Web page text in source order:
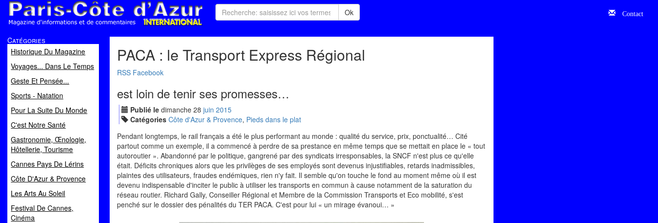
Magazine d'informations et de commentaires
Ok Contact
Catégories
Historique Du Magazine
Voyages... Dans Le Temps
Geste Et Pensée...
Sports - Natation
Pour La Suite Du Monde
C'est Notre Santé
Gastronomie, Œnologie,
Hôtellerie, Tourisme
Cannes Pays De Lérins
Côte D'Azur & Provence
Les Arts Au Soleil
Festival De Cannes,
Cinéma
PACA : le Transport Express Régional
RSS Facebook
est loin de tenir ses promesses…
Publié le dimanche 28 juin 2015
Catégories Côte d'Azur & Provence, Pieds dans le plat
Pendant longtemps, le rail français a été le plus performant au monde : qualité du service, prix, ponctualité… Cité
partout comme un exemple, il a commencé à perdre de sa prestance en même temps que se mettait en place le « tout
autoroutier ». Abandonné par le politique, gangrené par des syndicats irresponsables, la SNCF n'est plus ce qu'elle
était. Déficits chroniques alors que les privilèges de ses employés sont devenus injustifiables, retards inadmissibles,
plaintes des utilisateurs, fraudes endémiques, rien n'y fait. Il semble qu'on touche le fond au moment même où il est
devenu indispensable d'inciter le public à utiliser les transports en commun à cause notamment de la saturation du
réseau routier. Richard Gally, Conseiller Régional et Membre de la Commission Transports et Eco mobilité, s'est
penché sur le dossier des pénalités du TER PACA. C'est pour lui « un mirage évanoui… »